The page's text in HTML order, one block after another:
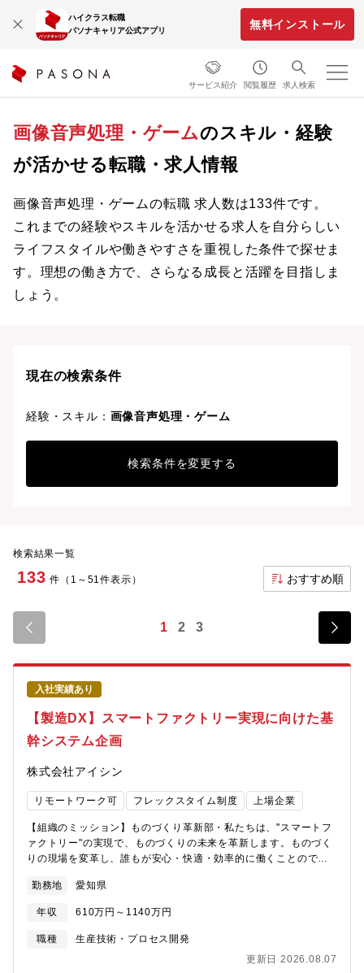
ハイクラス転職
パソナキャリア公式アプリ
無料インストール
サービス紹介 閲覧履歴 求人検索
画像音声処理・ゲームのスキル・経験
が活かせる転職・求人情報
画像音声処理・ゲームの転職 求人数は133件です。
これまでの経験やスキルを活かせる求人を自分らしい
ライフスタイルや働きやすさを重視した条件で探せま
す。理想の働き方で、さらなる成長と活躍を目指しま
しょう。
現在の検索条件
経験・スキル： 画像音声処理・ゲーム
検索条件を変更する
検索結果一覧
133 件（1～51件表示） おすすめ順
1 2 3
入社実績あり
【製造DX】スマートファクトリー実現に向けた基
幹システム企画
株式会社アイシン
リモートワーク可 フレックスタイム制度 上場企業
【組織のミッション】ものづくり革新部・私たちは、"スマートフ
ァクトリー"の実現で、ものづくりの未来を革新します。ものづく
りの現場を変革し、誰もが安心・快適・効率的に働くことのでき
技術を活用することにより、ものづくりに無限の可能性を提供し
ます！デジタルエンジニアリングの追求により生産技術・設備技
術・製造プロセスを変革させるスピードを加速させます。5年後、
10年後の未来を予測し、より良い環境を構築し、新たな付加価値
は、"ものづくり"現場を変革し、誰もが安心で快適かつ効率的に働
勤務地 愛知県
年収 610万円～1140万円
職種
生産技術・プロセス開発
更新日 2026.08.07